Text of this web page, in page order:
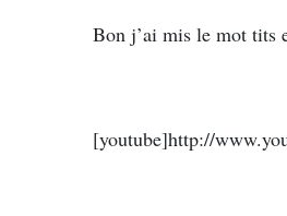
Bon j’ai mis le mot tits
[youtube]http://